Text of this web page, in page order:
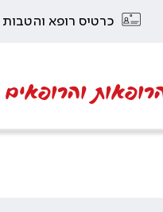
כרטיס רופא והטבות